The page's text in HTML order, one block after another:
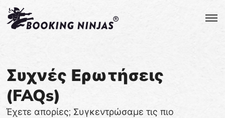
Συχνές Ερωτήσεις
(FAQs)
Έχετε απορίες; Συγκεντρώσαμε τις πιο